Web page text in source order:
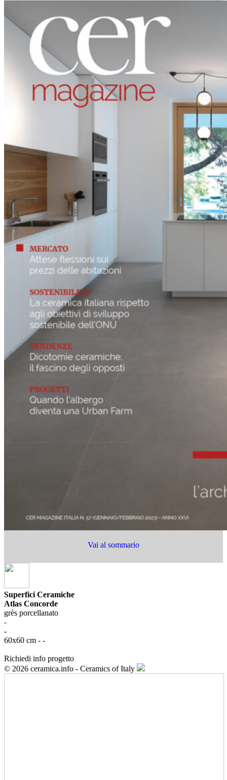
Vai al sommario
Superfici Ceramiche
Atlas Concorde
grès porcellanato
-
-
60x60 cm - -
Richiedi info progetto
© 2026 ceramica.info - Ceramics of Italy